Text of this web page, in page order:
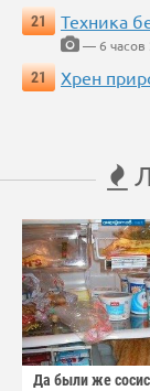
21
Техника
— 6 часов
21
Хрен
Да были же